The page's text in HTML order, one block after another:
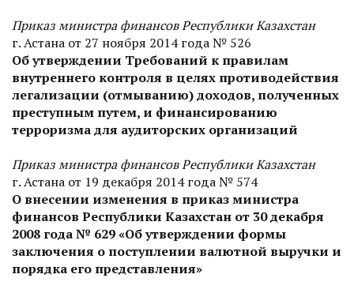
Приказ министра финансов Республики Казахстан
г. Астана от 27 ноября 2014 года № 526
Об утверждении Требований к правилам
внутреннего контроля в целях противодействия
легализации (отмыванию) доходов, полученных
преступным путем, и финансированию
терроризма для аудиторских организаций
Приказ министра финансов Республики Казахстан
г. Астана от 19 декабря 2014 года № 574
О внесении изменения в приказ министра
финансов Республики Казахстан от 30 декабря
2008 года № 629 «Об утверждении формы
заключения о поступлении валютной выручки и
порядка его представления»